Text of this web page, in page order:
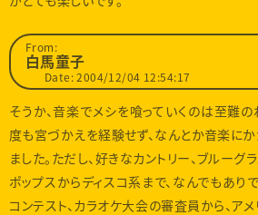
From:
白馬童子
Date: 2004/12/04 12:54:17
そうか、音楽でメシを喰っていくのは至難
度も宮づかえを経験せず、なんとか音楽に
ました。ただし、好きなカントリー、ブルーグ
ポップスからディスコ系まで、なんでもあり
コンテスト、カラオケ大会の審査員から、ア